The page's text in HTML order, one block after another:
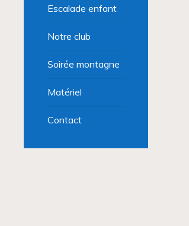
Escalade enfant
Notre club
Soirée montagne
Matériel
Contact